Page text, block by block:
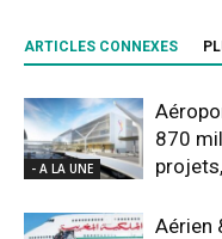
ARTICLES CONNEXES
- A LA UNE
870
Aérien